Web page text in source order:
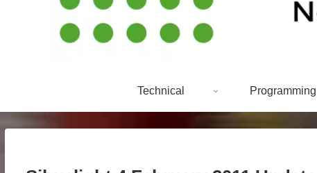
Technical Programming